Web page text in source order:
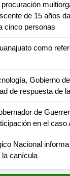
de 15 años
cinco personas
como
Gobierno
de respuesta de
de
en el caso
Nacional
la canícula